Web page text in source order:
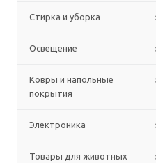
Стирка и уборка
Освещение
Ковры и напольные
покрытия
Электроника
Товары для животных